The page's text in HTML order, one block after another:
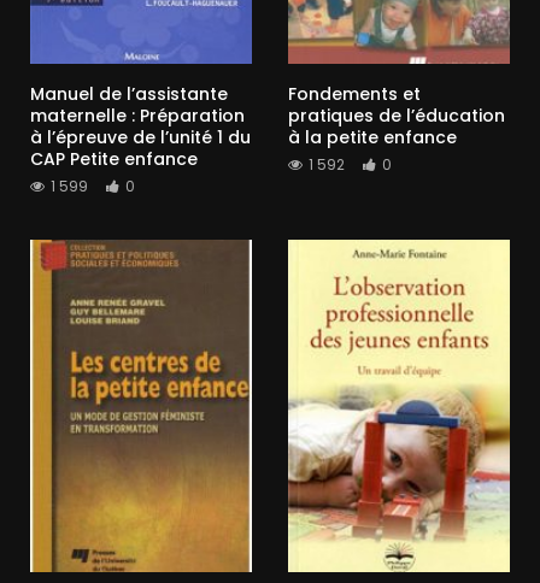
Manuel de l’assistante
maternelle : Préparation
à l’épreuve de l’unité 1 du
CAP Petite enfance
1 599 0
Fondements et
pratiques de l’éducation
à la petite enfance
1 592 0